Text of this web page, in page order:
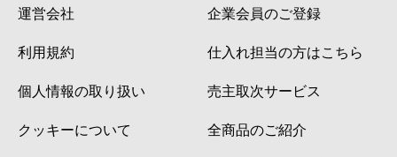
運営会社
利用規約
個人情報の取り扱い
クッキーについて
企業会員のご登録
仕入れ担当の方はこちら
売主取次サービス
全商品のご紹介